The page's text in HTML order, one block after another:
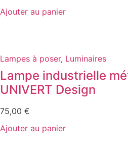
Ajouter au panier
Lampes à poser, Luminaires
Lampe industrielle
UNIVERT Design
75,00 €
Ajouter au panier